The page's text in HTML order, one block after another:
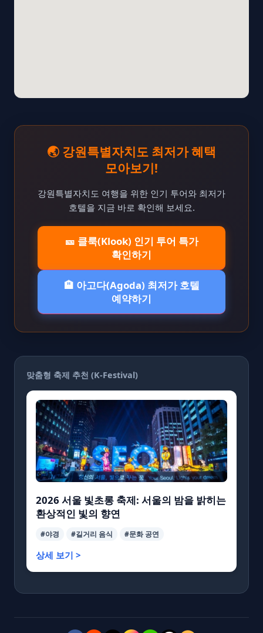
🌏 강원특별자치도 최저가 혜택
모아보기!
강원특별자치도 여행을 위한 인기 투어와 최저가
호텔을 지금 바로 확인해 보세요.
🎫 클룩(Klook) 인기 투어 특가
확인하기
🏨 아고다(Agoda) 최저가 호텔
예약하기
맞춤형 축제 추천 (K-Festival)
2026 서울 빛초롱 축제: 서울의 밤을 밝히는
환상적인 빛의 향연
#야경 #길거리 음식 #문화 공연
상세 보기 >